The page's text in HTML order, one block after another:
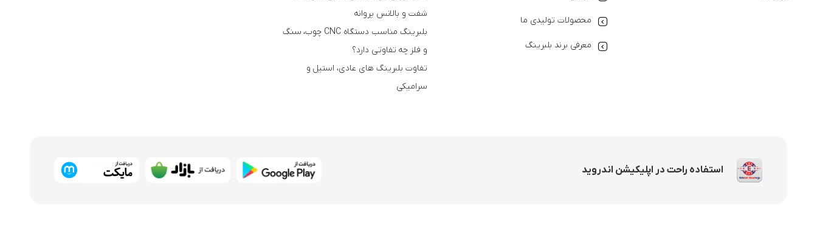
محصولات تولیدی ما
معرفی برند بلبرینگ
شفت و بالانس پروانه
بلبرینگ مناسب دستگاه CNC چوب، سنگ
و فلز چه تفاوتی دارد؟
تفاوت بلبرینگ های عادی، استیل و
سرامیکی
استفاده راحت در اپلیکیشن اندروید